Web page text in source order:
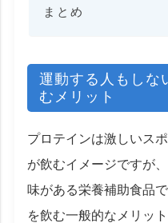
まとめ
運動する人もしな
むメリット
プロテインは激しいス
が飲むイメージですが
味がある栄養補助食品
を飲む一般的なメリッ